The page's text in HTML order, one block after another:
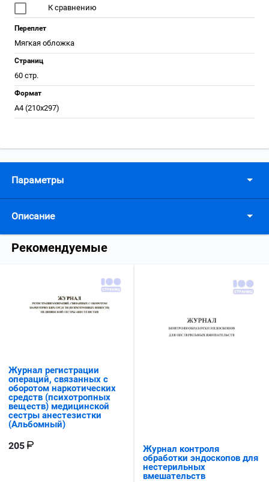
К сравнению
Переплет
Мягкая обложка
Страниц
60 стр.
Формат
А4 (210x297)
Параметры
Описание
Рекомендуемые
Журнал регистрации
операций, связанных с
оборотом наркотических
средств (психотропных
веществ) медицинской
сестры анестезистки
(Альбомный)
205
Журнал контроля
обработки эндоскопов для
нестерильных
вмешательств